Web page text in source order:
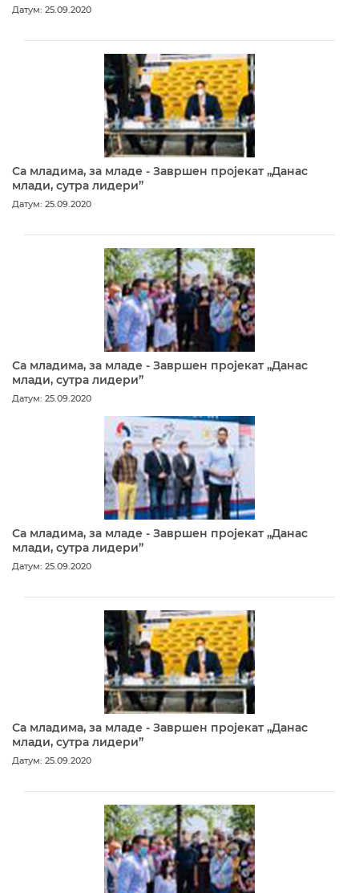
Датум: 25.09.2020
Са младима, за младе - Завршен пројекат „Данас
млади, сутра лидери”
Датум: 25.09.2020
Са младима, за младе - Завршен пројекат „Данас
млади, сутра лидери”
Датум: 25.09.2020
Са младима, за младе - Завршен пројекат „Данас
млади, сутра лидери”
Датум: 25.09.2020
Са младима, за младе - Завршен пројекат „Данас
млади, сутра лидери”
Датум: 25.09.2020